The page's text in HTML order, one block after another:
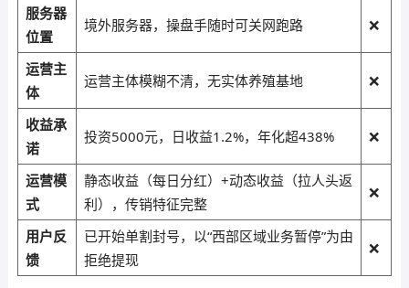
服务器
位置
境外服务器，操盘手随时可关网跑路 ❌
运营主
体
运营主体模糊不清，无实体养殖基地 ❌
收益承
诺
投资5000元，日收益1.2%，年化超438% ❌
运营模
式
静态收益（每日分红）+动态收益（拉人头返
利），传销特征完整
❌
用户反
馈
已开始单割封号，以“西部区域业务暂停”为由
拒绝提现
❌